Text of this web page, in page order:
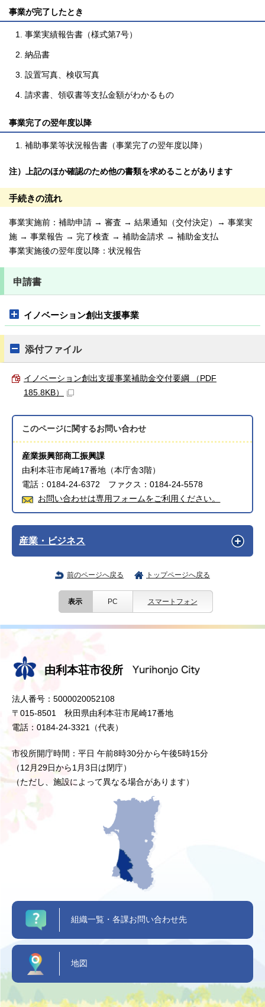
事業が完了したとき
事業実績報告書（様式第7号）
納品書
設置写真、検収写真
請求書、領収書等支払金額がわかるもの
事業完了の翌年度以降
補助事業等状況報告書（事業完了の翌年度以降）
注）上記のほか確認のため他の書類を求めることがあります
手続きの流れ
事業実施前：補助申請 → 審査 → 結果通知（交付決定）→ 事業実
施 → 事業報告 → 完了検査 → 補助金請求 → 補助金支払
事業実施後の翌年度以降：状況報告
申請書
イノベーション創出支援事業
添付ファイル
イノベーション創出支援事業補助金交付要綱 （PDF
185.8KB）
このページに関するお問い合わせ
産業振興部商工振興課
由利本荘市尾崎17番地（本庁舎3階）
電話：0184-24-6372 ファクス：0184-24-5578
お問い合わせは専用フォームをご利用ください。
産業・ビジネス
前のページへ戻る トップページへ戻る
表示 PC スマートフォン
由利本荘市役所
法人番号：5000020052108
〒015-8501 秋田県由利本荘市尾崎17番地
電話：0184-24-3321（代表）
市役所開庁時間：平日 午前8時30分から午後5時15分
（12月29日から1月3日は閉庁）
（ただし、施設によって異なる場合があります）
組織一覧・各課お問い合わせ先
地図